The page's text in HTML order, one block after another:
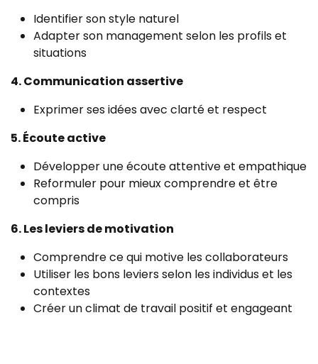
Identifier son style naturel
Adapter son management selon les profils et
situations
4. Communication assertive
Exprimer ses idées avec clarté et respect
5. Écoute active
Développer une écoute attentive et empathique
Reformuler pour mieux comprendre et être
compris
6. Les leviers de motivation
Comprendre ce qui motive les collaborateurs
Utiliser les bons leviers selon les individus et les
contextes
Créer un climat de travail positif et engageant